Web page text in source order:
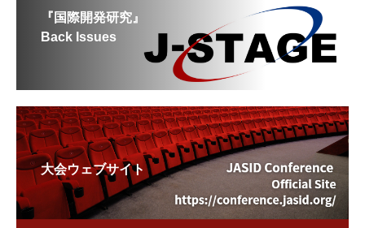
『国際開発研究』
Back Issues
大会ウェブサイト